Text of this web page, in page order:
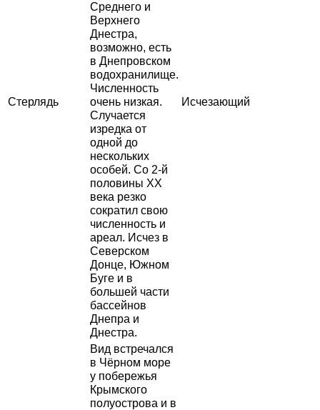
Стерлядь
Среднего и
Верхнего
Днестра,
возможно, есть
в Днепровском
водохранилище.
Численность
очень низкая.
Случается
изредка от
одной до
нескольких
особей. Со 2-й
половины XX
века резко
сократил свою
численность и
ареал. Исчез в
Северском
Донце, Южном
Буге и в
большей части
бассейнов
Днепра и
Днестра.
Исчезающий
Вид встречался
в Чёрном море
у побережья
Крымского
полуострова и в